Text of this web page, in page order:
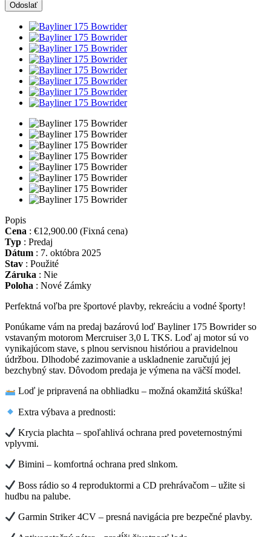
Odoslať
Popis
Cena : €12,900.00 (Fixná cena)
Typ : Predaj
Dátum : 7. októbra 2025
Stav : Použité
Záruka : Nie
Poloha : Nové Zámky
Perfektná voľba pre športové plavby, rekreáciu a vodné športy!
Ponúkame vám na predaj bazárovú loď Bayliner 175 Bowrider so
vstavaným motorom Mercruiser 3,0 L TKS. Loď aj motor sú vo
vynikajúcom stave, s plnou servisnou históriou a pravidelnou
údržbou. Dlhodobé zazimovanie a uskladnenie zaručujú jej
bezchybný stav. Dôvodom predaja je výmena na väčší model.
Loď je pripravená na obhliadku – možná okamžitá skúška!
Extra výbava a prednosti:
Krycia plachta – spoľahlivá ochrana pred poveternostnými
vplyvmi.
Bimini – komfortná ochrana pred slnkom.
Boss rádio so 4 reproduktormi a CD prehrávačom – užite si
hudbu na palube.
Garmin Striker 4CV – presná navigácia pre bezpečné plavby.